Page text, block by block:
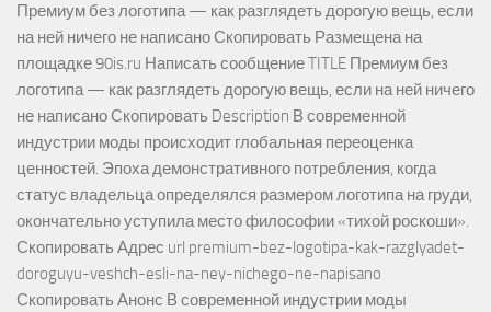
Премиум без логотипа — как разглядеть дорогую вещь, если
на ней ничего не написано Скопировать Размещена на
площадке 90is.ru Написать сообщение TITLE Премиум без
логотипа — как разглядеть дорогую вещь, если на ней ничего
не написано Скопировать Description В современной
индустрии моды происходит глобальная переоценка
ценностей. Эпоха демонстративного потребления, когда
статус владельца определялся размером логотипа на груди,
окончательно уступила место философии «тихой роскоши».
Скопировать Адрес url premium-bez-logotipa-kak-razglyadet-
doroguyu-veshch-esli-na-ney-nichego-ne-napisano
Скопировать Анонс В современной индустрии моды